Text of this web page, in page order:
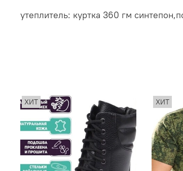
утеплитель: куртка 360 гм
ХИТ ХИТ